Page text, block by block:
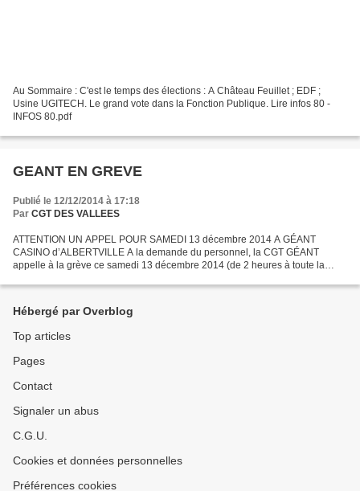
Au Sommaire : C'est le temps des élections : A Château Feuillet ; EDF ;
Usine UGITECH. Le grand vote dans la Fonction Publique. Lire infos 80 -
INFOS 80.pdf
GEANT EN GREVE
Publié le 12/12/2014 à 17:18
Par CGT DES VALLEES
ATTENTION UN APPEL POUR SAMEDI 13 décembre 2014 A GÉANT
CASINO d’ALBERTVILLE A la demande du personnel, la CGT GÉANT
appelle à la grève ce samedi 13 décembre 2014 (de 2 heures à toute la
Hébergé par Overblog
Top articles
Pages
Contact
Signaler un abus
C.G.U.
Cookies et données personnelles
Préférences cookies